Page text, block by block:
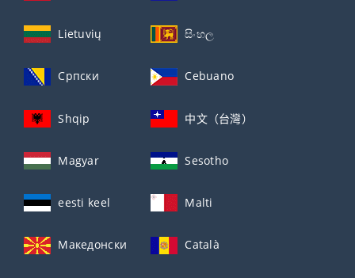
Lietuvių සිංහල
Српски Cebuano
Shqip 中文（台灣）
Magyar Sesotho
eesti keel Malti
Македонски Català